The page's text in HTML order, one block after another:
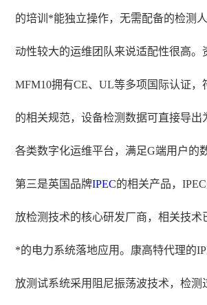
的培训*能独立操作，无需配备的检测
动性较大的运维团队来说适配性很高。
MFM10拥有CE、UL等多项国际认证，
的相关规范，设备检测数据可直接导出
各类数字化运维平台，满足G端用户的
第三是英国品牌IPEC的相关产品，
放检测技术的核心研发厂商，相关技术
*的电力系统落地应用。康高特代理的
放测试系统采用阻尼振荡波技术，检测